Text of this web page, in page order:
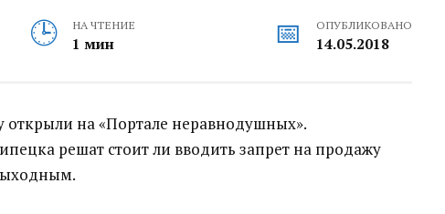
НА ЧТЕНИЕ
1 мин
ОПУБЛИКОВАНО
14.05.2018
открыли на «Портале неравнодушных».
решат стоит ли вводить запрет на продажу